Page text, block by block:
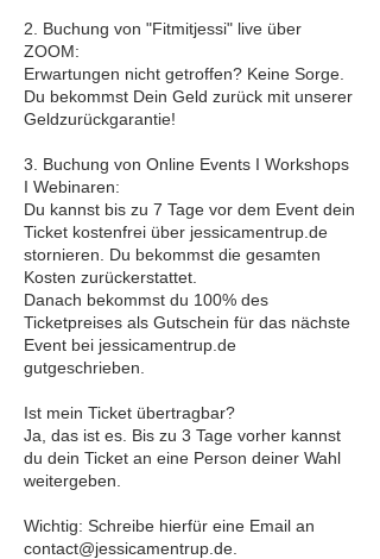
2. Buchung von "Fitmitjessi" live über
ZOOM:
Erwartungen nicht getroffen? Keine Sorge.
Du bekommst Dein Geld zurück mit unserer
Geldzurückgarantie!
3. Buchung von Online Events I Workshops
I Webinaren:
Du kannst bis zu 7 Tage vor dem Event dein
Ticket kostenfrei über jessicamentrup.de
stornieren. Du bekommst die gesamten
Kosten zurückerstattet.
Danach bekommst du 100% des
Ticketpreises als Gutschein für das nächste
Event bei jessicamentrup.de
gutgeschrieben.
Ist mein Ticket übertragbar?
Ja, das ist es. Bis zu 3 Tage vorher kannst
du dein Ticket an eine Person deiner Wahl
weitergeben.
Wichtig: Schreibe hierfür eine Email an
contact@jessicamentrup.de.